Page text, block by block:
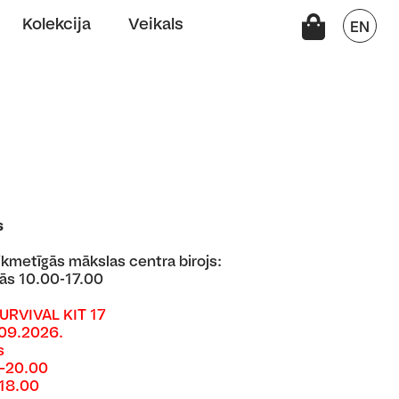
Kolekcija Veikals EN
mākslas centra birojs:
10.00-17.00
KIT 17